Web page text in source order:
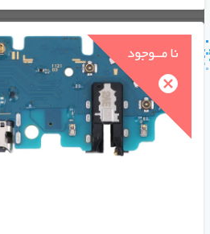
جستجو در خبر خوان
جستجو - برچسب ها